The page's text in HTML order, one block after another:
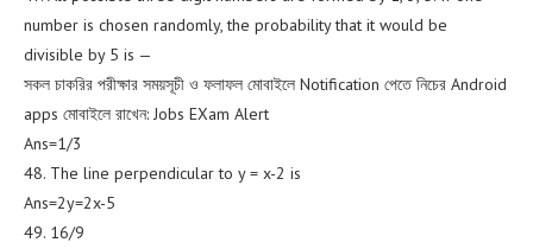
number is chosen randomly, the probability that it would be
divisible by 5 is —
সকল চাকরির পরীক্ষার সময়সূচী ও ফলাফল মোবাইলে Notification পেতে নিচের Android
apps মোবাইলে রাখেন: Jobs EXam Alert
Ans=1/3
48. The line perpendicular to y = x-2 is
Ans=2y=2x-5
49. 16/9